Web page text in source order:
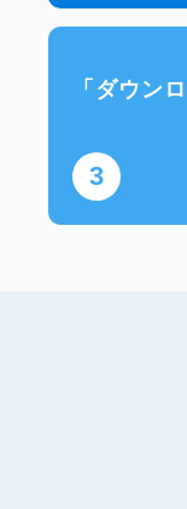
3
「ダウン